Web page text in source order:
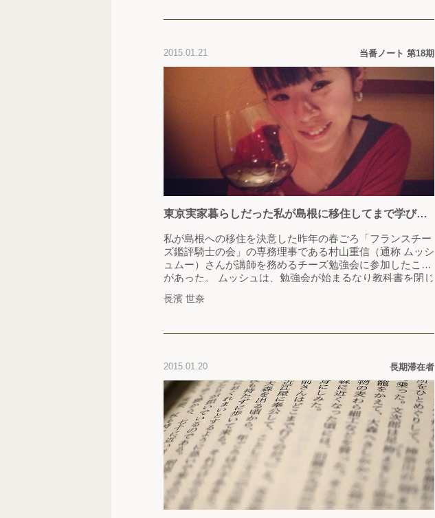
2015.01.21 当番ノート 第18期
東京実家暮らしだった私が島根に移住してまで学びた
私が島根への移住を決意した昨年の春ごろ「フランスチー
ズ鑑評騎士の会」の専務理事である村山重信（通称 ムッシ
ュムー）さんが講師を務めるチーズ勉強会に参加したこと
があった。 ムッシュは、勉強会が始まるなり教科書を閉じ
知識ではありません。チーズに馴染みのない家族や友人
長濱 世奈
2015.01.20 長期滞在者